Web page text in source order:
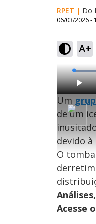
RPET | Do
06/03/2026 -
A+
P
l
a
y
L
o
a
d
e
:
7
.
9
%
Um
de um
devido à
O
Acesse